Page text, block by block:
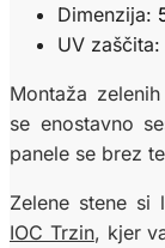
Dimenzija:
UV zaščita:
Montaža
se enostavno
panele se brez
Zelene stene si
IOC Trzin, kjer